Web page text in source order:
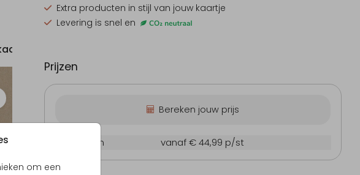
om een
Extra producten in stijl van jouw kaartje
Levering is snel en
Prijzen
Bereken jouw prijs
66 × 26 cm vanaf € 44,99 p/st